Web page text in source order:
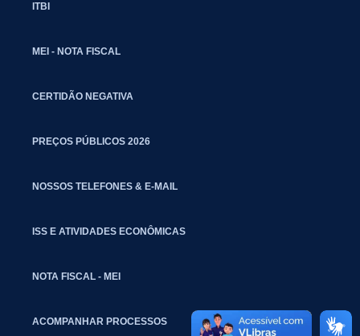
ITBI
MEI - NOTA FISCAL
CERTIDÃO NEGATIVA
PREÇOS PÚBLICOS 2026
NOSSOS TELEFONES & E-MAIL
ISS E ATIVIDADES ECONÔMICAS
NOTA FISCAL - MEI
ACOMPANHAR PROCESSOS